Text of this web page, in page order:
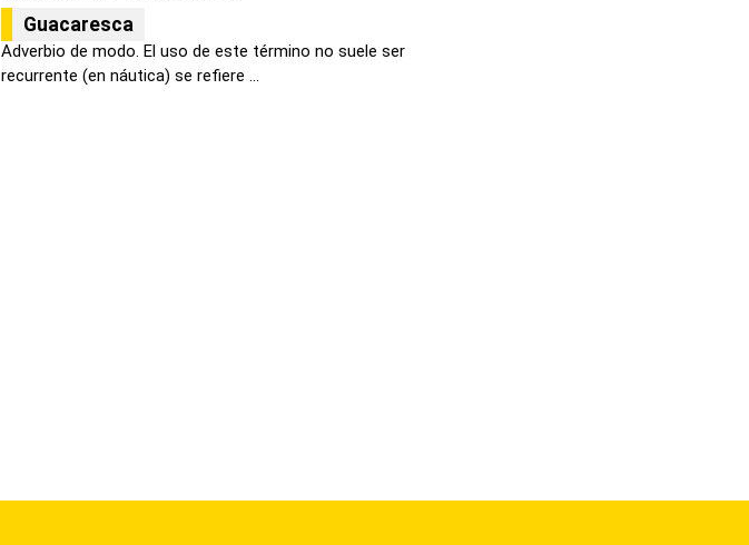
Guacaresca
Adverbio de modo. El uso de este término no suele ser
recurrente (en náutica) se refiere ...